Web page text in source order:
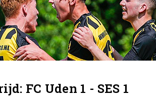
FC Uden 1 - SES 1